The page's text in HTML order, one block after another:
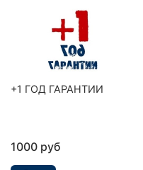
+1 ГОД ГАРАНТИИ
1000 руб